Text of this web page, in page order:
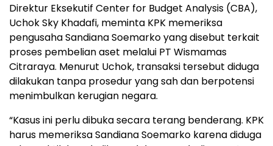
Direktur Eksekutif Center for Budget Analysis (CBA),
Uchok Sky Khadafi, meminta KPK memeriksa
pengusaha Sandiana Soemarko yang disebut terkait
proses pembelian aset melalui PT Wismamas
Citraraya. Menurut Uchok, transaksi tersebut diduga
dilakukan tanpa prosedur yang sah dan berpotensi
menimbulkan kerugian negara.
“Kasus ini perlu dibuka secara terang benderang. KPK
harus memeriksa Sandiana Soemarko karena diduga